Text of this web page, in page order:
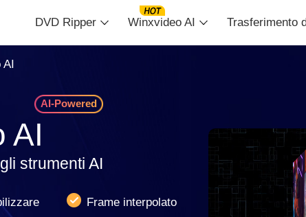
DVD Ripper Winxvideo AI Trasferimento
AI
AI-Powered
AI
strumenti AI
Frame interpolato